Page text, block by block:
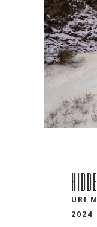
URI
2024